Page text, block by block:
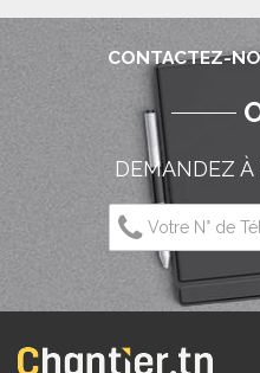
CONTACTEZ-
DEMANDEZ À